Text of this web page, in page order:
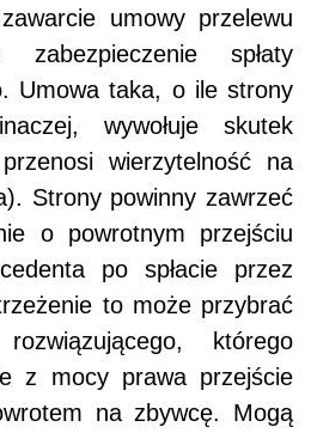
umowy przelewu
zabezpieczenie spłaty
Umowa taka, o ile strony
wywołuje skutek
wierzytelność na
Strony powinny zawrzeć
o powrotnym przejściu
po spłacie przez
to może przybrać
którego
z mocy prawa przejście
na zbywcę. Mogą